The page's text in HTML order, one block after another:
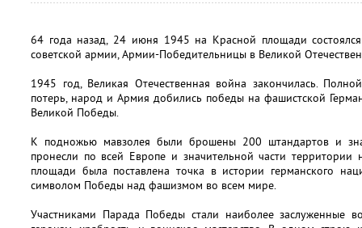
64 года назад, 24 июня 1945 на Красной площади
советской армии, Армии-Победительницы в Великой
1945 год, Великая Отечественная война закончилась.
потерь, народ и Армия добились победы на фашистской
Великой Победы.
К подножью мавзолея были брошены 200 штандартов и
пронесли по всей Европе и значительной части
площади была поставлена точка в истории германского
символом Победы над фашизмом во всем мире.
Участниками Парада Победы стали наиболее заслуженные